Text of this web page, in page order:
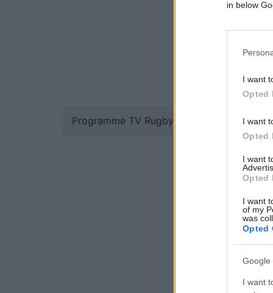
in below
I want
Opted
I want
Opted
I want
Opted
I want
of my
was
Opted
Google
I want
Programme TV Rugby National Rugby